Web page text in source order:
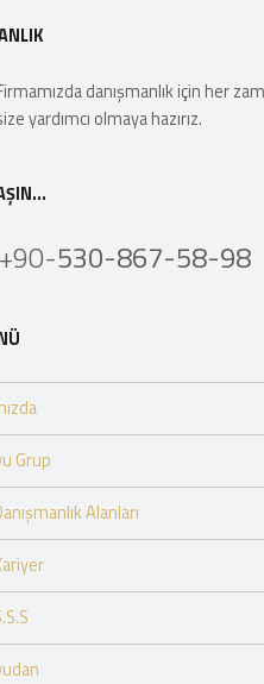
danışmanlık için her
yardımcı olmaya hazırız.
+90-530-867-58-98
Grup
Alanları